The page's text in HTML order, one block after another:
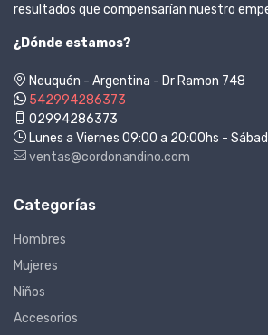
resultados que compensarían nuestro
¿Dónde estamos?
Neuquén - Argentina - Dr Ramon 748
542994286373
02994286373
Lunes a Viernes 09:00 a 20:00hs -
ventas@cordonandino.com
Categorías
Hombres
Mujeres
Niños
Accesorios